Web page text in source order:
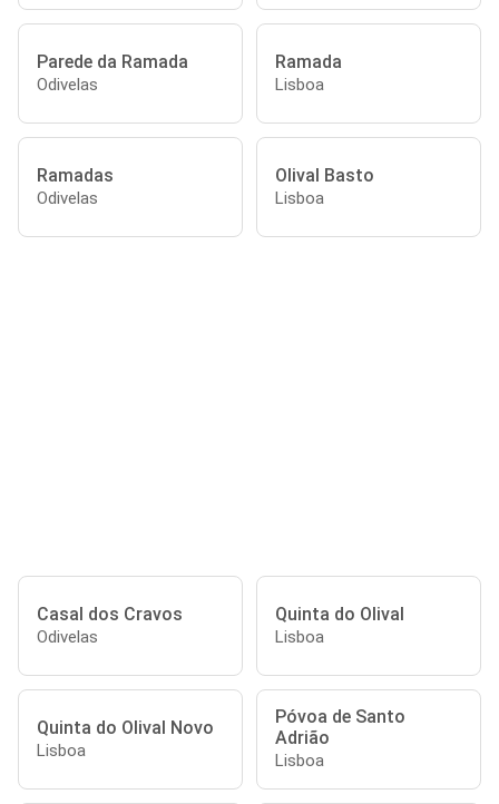
Parede da Ramada
Odivelas
Ramada
Lisboa
Ramadas
Odivelas
Olival Basto
Lisboa
Casal dos Cravos
Odivelas
Quinta do Olival
Lisboa
Quinta do Olival Novo
Lisboa
Póvoa de Santo
Adrião
Lisboa